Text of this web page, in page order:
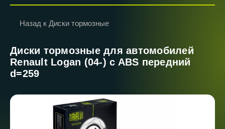
Назад к Диски тормозные
Диски тормозные для автомобилей
Renault Logan (04-) c ABS передний
d=259